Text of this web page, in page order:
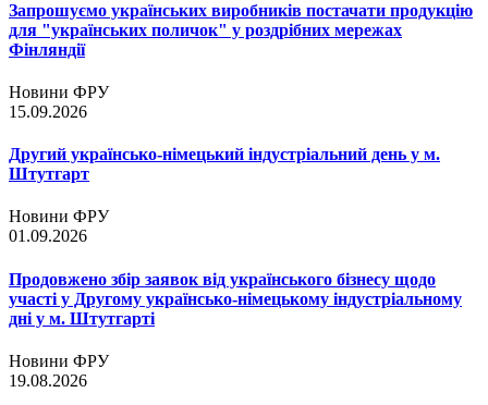
Запрошуємо українських виробників постачати продукцію
для "українських поличок" у роздрібних мережах
Фінляндії
Новини ФРУ
15.09.2026
Другий українсько-німецький індустріальний день у м.
Штутгарт
Новини ФРУ
01.09.2026
Продовжено збір заявок від українського бізнесу щодо
участі у Другому українсько-німецькому індустріальному
дні у м. Штутгарті
Новини ФРУ
19.08.2026